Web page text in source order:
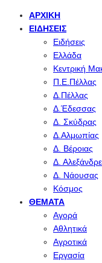
ΑΡΧΙΚΉ
ΕΙΔΉΣΕΙΣ
Ειδήσεις
Ελλάδα
Κεντρική
Π.Ε.Πέλλας
Δ.Πέλλας
Δ.Έδεσσας
Δ. Σκύδρας
Δ.Αλμωπίας
Δ. Βέροιας
Δ.
Δ. Νάουσας
Κόσμος
ΘΈΜΑΤΑ
Αγορά
Αθλητικά
Αγροτικά
Εργασία